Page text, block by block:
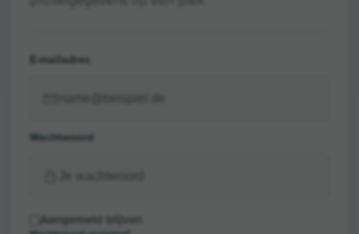
E-mailadres
Wachtwoord
Aangemeld blijven